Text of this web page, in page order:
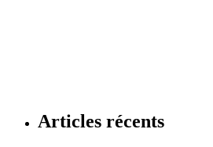
Articles récents